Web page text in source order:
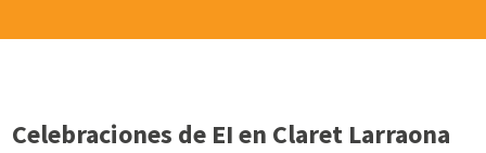
Celebraciones de EI en Claret Larraona